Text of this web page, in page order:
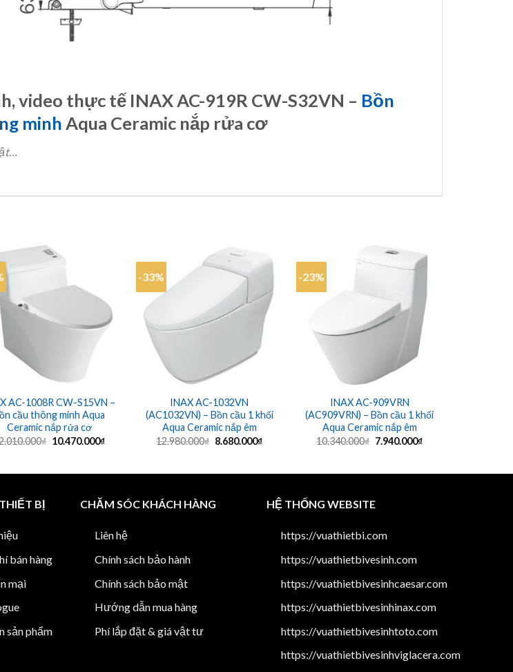
video thực tế INAX AC-919R CW-S32VN – Bồn
minh Aqua Ceramic nắp rửa cơ
Add to
wishlist
AC-1008R CW-S15VN –
cầu thông minh Aqua
Ceramic nắp rửa cơ
₫ Giá
10.470.000₫Giá
-33%
Add to
wishlist
INAX AC-1032VN
(AC1032VN) – Bồn cầu 1 khối
Aqua Ceramic nắp êm
12.980.000₫ Giá
8.680.000₫Giá
-23%
Add to
wishlist
INAX AC-909VRN
(AC909VRN) – Bồn cầu 1 khối
Aqua Ceramic nắp êm
10.340.000₫ Giá
7.940.000₫Giá
BỊ
bán hàng
mại
sản phẩm
CHĂM SÓC KHÁCH HÀNG
Liên hệ
Chính sách bảo hành
Chính sách bảo mật
Hướng dẫn mua hàng
Phí lắp đặt & giá vật tư
HỆ THỐNG WEBSITE
https://vuathietbi.com
https://vuathietbivesinh.com
https://vuathietbivesinhcaesar.com
https://vuathietbivesinhinax.com
https://vuathietbivesinhtoto.com
https://vuathietbivesinhviglacera.com